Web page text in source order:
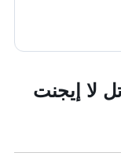
لا إيجنت